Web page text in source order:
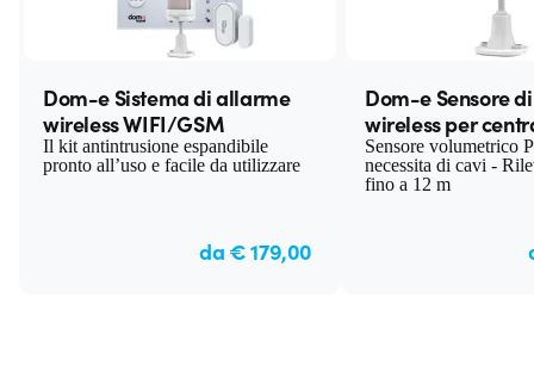
Dom-e Sistema di allarme
wireless WIFI/GSM
Il kit antintrusione espandibile
pronto all’uso e facile da utilizzare
da € 179,00
Dom-e Sensore
wireless per
Sensore volumetrico
necessita di cavi -
fino a 12 m